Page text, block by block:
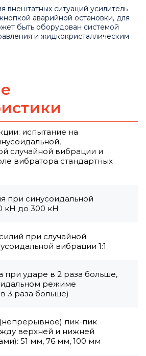
внештатных ситуаций усилитель
аварийной остановки, для
быть оборудован системой
и жидкокристаллическим
испытание на
случайной вибрации и
вибратора стандартных
при синусоидальной
кН до 300 кН
при случайной
вибрации 1:1
при ударе в 2 раза больше,
режиме
3 раза больше)
пик-пик
верхней и нижней
51 мм, 76 мм, 100 мм